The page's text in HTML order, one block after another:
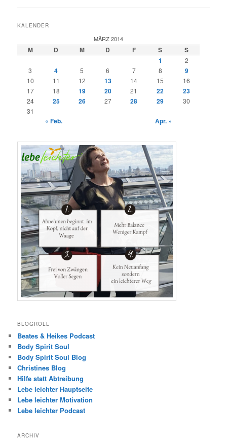
KALENDER
MÄRZ 2014
M D M D F S
S
1
2
3
4 5 6 7 8 9
10 11 12 13 14 15
16
17
18 19 20 21 22 23
24 25 26 27 28 29
30
31
« Feb. Apr. »
BLOGROLL
Beates & Heikes Podcast
Body Spirit Soul
Body Spirit Soul Blog
Christines Blog
Hilfe statt Abtreibung
Lebe leichter Hauptseite
Lebe leichter Motivation
Lebe leichter Podcast
ARCHIV